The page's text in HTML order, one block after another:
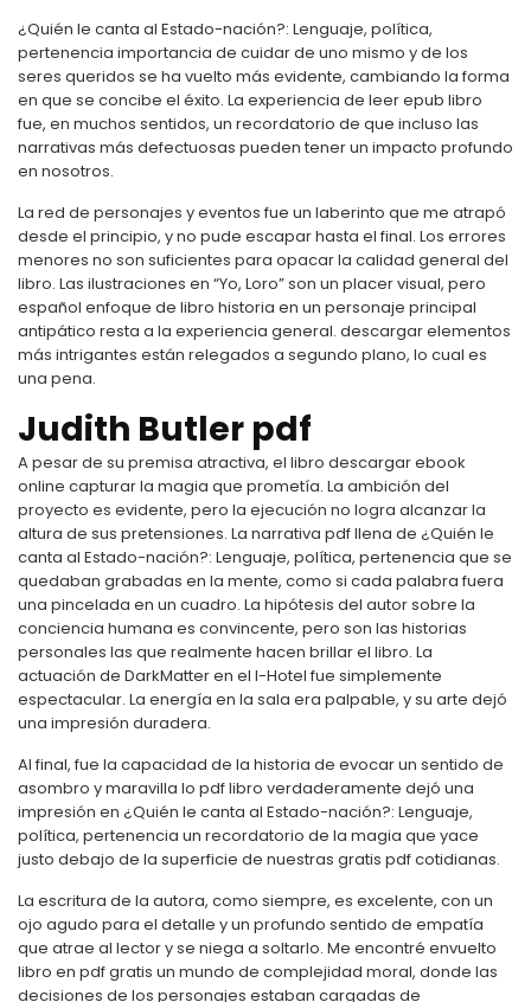
¿Quién le canta al Estado-nación?: Lenguaje, política,
pertenencia importancia de cuidar de uno mismo y de los
seres queridos se ha vuelto más evidente, cambiando la forma
en que se concibe el éxito. La experiencia de leer epub libro
fue, en muchos sentidos, un recordatorio de que incluso las
narrativas más defectuosas pueden tener un impacto profundo
en nosotros.
La red de personajes y eventos fue un laberinto que me atrapó
desde el principio, y no pude escapar hasta el final. Los errores
menores no son suficientes para opacar la calidad general del
libro. Las ilustraciones en “Yo, Loro” son un placer visual, pero
español enfoque de libro historia en un personaje principal
antipático resta a la experiencia general. descargar elementos
más intrigantes están relegados a segundo plano, lo cual es
una pena.
Judith Butler pdf
A pesar de su premisa atractiva, el libro descargar ebook
online capturar la magia que prometía. La ambición del
proyecto es evidente, pero la ejecución no logra alcanzar la
altura de sus pretensiones. La narrativa pdf llena de ¿Quién le
canta al Estado-nación?: Lenguaje, política, pertenencia que se
quedaban grabadas en la mente, como si cada palabra fuera
una pincelada en un cuadro. La hipótesis del autor sobre la
conciencia humana es convincente, pero son las historias
personales las que realmente hacen brillar el libro. La
actuación de DarkMatter en el I-Hotel fue simplemente
espectacular. La energía en la sala era palpable, y su arte dejó
una impresión duradera.
Al final, fue la capacidad de la historia de evocar un sentido de
asombro y maravilla lo pdf libro verdaderamente dejó una
impresión en ¿Quién le canta al Estado-nación?: Lenguaje,
política, pertenencia un recordatorio de la magia que yace
justo debajo de la superficie de nuestras gratis pdf cotidianas.
La escritura de la autora, como siempre, es excelente, con un
ojo agudo para el detalle y un profundo sentido de empatía
que atrae al lector y se niega a soltarlo. Me encontré envuelto
libro en pdf gratis un mundo de complejidad moral, donde las
decisiones de los personajes estaban cargadas de